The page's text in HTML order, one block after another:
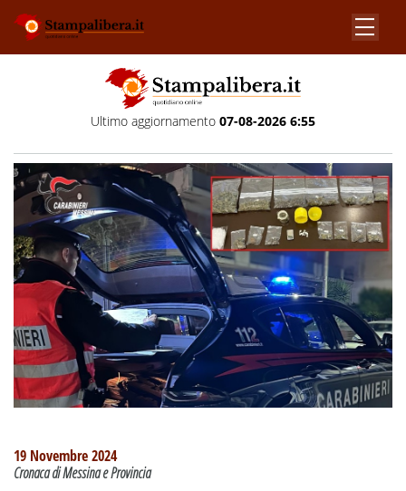
Ultimo aggiornamento 07-08-2026 6:55
19 Novembre 2024
Cronaca di Messina e Provincia